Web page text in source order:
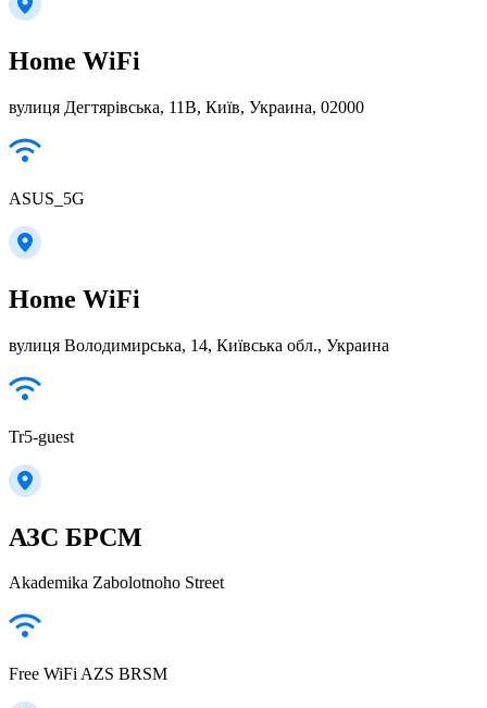
Home WiFi
вулиця Дегтярівська, 11В, Київ, Украина, 02000
ASUS_5G
Home WiFi
вулиця Володимирська, 14, Київська обл., Украина
Tr5-guest
АЗС БРСМ
Akademika Zabolotnoho Street
Free WiFi AZS BRSM